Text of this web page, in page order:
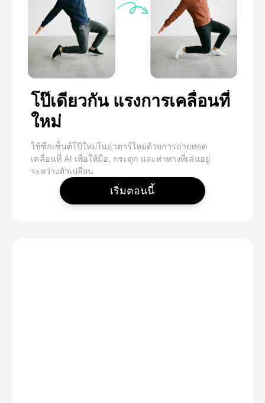
โป๊เดียวกัน แรงการเคลื่อนที่
ใหม่
ใช้ซีกเซ็นต์โป๊ใหม่ในอวตาร์ใหม่ด้วยการถ่ายทอด
เคลื่อนที่ AI เพื่อให้มือ, กระดูก และท่าทางที่เล่นอยู่
ระหว่างตัวเปลี่ยน
เริ่มตอนนี้